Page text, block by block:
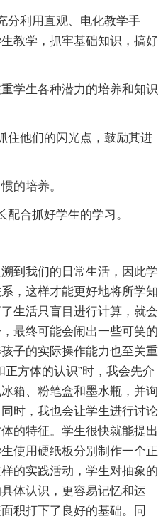
利用直观、电化教学手
教学，抓牢基础知识，搞好
生各种潜力的培养和知识
他们的闪光点，鼓励其进
的培养。
合抓好学生的学习。
我们的日常生活，因此学
，这样才能更好地将所学知
生活只盲目进行计算，就会
最终可能会闹出一些可笑的
子的实际操作能力也至关重
方体的认识”时，我会先介
箱、粉笔盒和墨水瓶，并询
时，我也会让学生进行讨论
的特征。学生很快就能提出
使用硬纸板分别制作一个正
的实践活动，学生对抽象的
体认识，更容易记忆和运
积打下了良好的基础。同